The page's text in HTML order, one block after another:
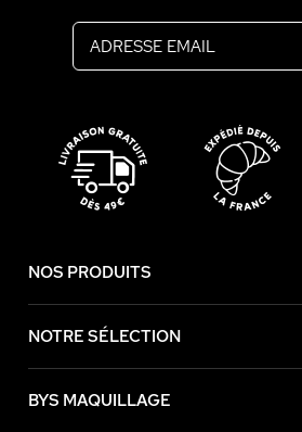
NOS PRODUITS
NOTRE SÉLECTION
BYS MAQUILLAGE